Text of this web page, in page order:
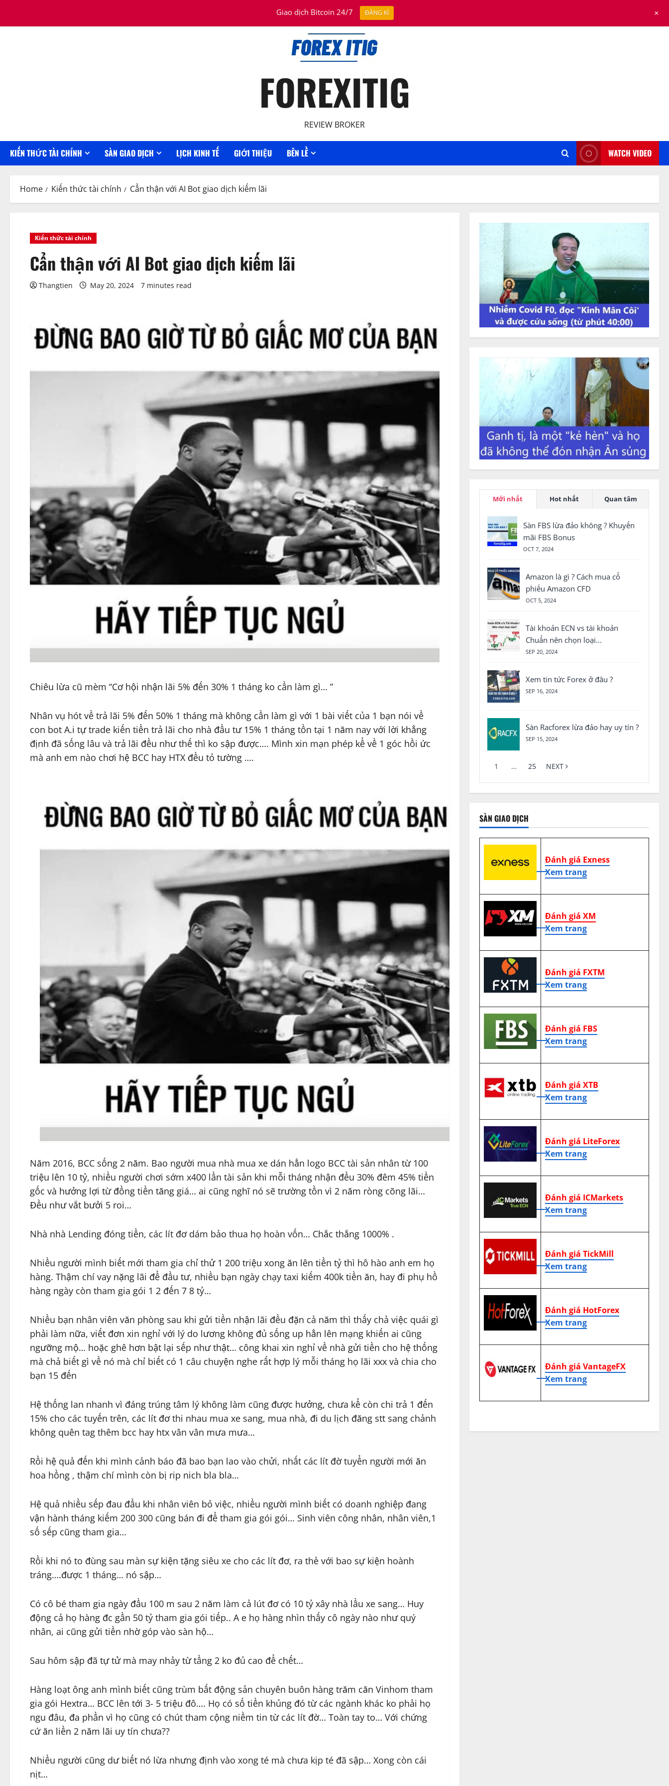
FOREXITIG
REVIEW BROKER
KIẾN THỨC TÀI CHÍNH SÀN GIAO DỊCH LỊCH KINH TẾ GIỚI THIỆU BÊN LỀ WATCH VIDEO
Home Kiến thức tài chính Cẩn thận với AI Bot giao dịch kiếm lãi
Kiến thức tài chính
Cẩn thận với AI Bot giao dịch kiếm lãi
Thangtien May 20, 2024 7 minutes read
Chiêu lừa cũ mèm “Cơ hội nhận lãi 5% đến 30% 1 tháng ko cần làm gì… ”
Nhân vụ hót về trả lãi 5% đến 50% 1 tháng mà không cần làm gì với 1 bài viết của 1 bạn nói về
con bot A.i tự trade kiến tiền trả lãi cho nhà đầu tư 15% 1 tháng tồn tại 1 năm nay với lời khẳng
định đã sống lâu và trả lãi đều như thế thì ko sập được…. Mình xin mạn phép kể về 1 góc hồi ức
mà anh em nào chơi hệ BCC hay HTX đều tỏ tường ….
Năm 2016, BCC sống 2 năm. Bao người mua nhà mua xe dán hẳn logo BCC tài sản nhân từ 100
triệu lên 10 tỷ, nhiều người chơi sớm x400 lần tài sản khi mỗi tháng nhận đều 30% đêm 45% tiền
gốc và hưởng lợi từ đồng tiền tăng giá… ai cũng nghĩ nó sẽ trường tồn vì 2 năm ròng cõng lãi…
Đều như vắt bưởi 5 roi…
Nhà nhà Lending đóng tiền, các lít đơ dám bảo thua họ hoàn vốn… Chắc thắng 1000% .
Nhiều người mình biết mới tham gia chỉ thử 1 200 triệu xong ăn lên tiền tỷ thì hô hào anh em họ
hàng. Thậm chí vay nặng lãi để đầu tư, nhiều bạn ngày chạy taxi kiếm 400k tiền ăn, hay đi phụ hồ
hàng ngày còn tham gia gói 1 2 đến 7 8 tỷ…
Nhiều bạn nhân viên văn phòng sau khi gửi tiền nhận lãi đều đặn cả năm thì thấy chả việc quái gì
phải làm nữa, viết đơn xin nghỉ với lý do lương không đủ sống up hẳn lên mạng khiến ai cũng
ngưỡng mộ… hoặc ghê hơn bật lại sếp như thật… công khai xin nghỉ về nhà gửi tiền cho hệ thống
mà chả biết gì về nó mà chỉ biết có 1 câu chuyện nghe rất hợp lý mỗi tháng họ lãi xxx và chia cho
bạn 15 đến
Hệ thống lan nhanh vì đáng trúng tâm lý không làm cũng được hưởng, chưa kể còn chi trả 1 đến
15% cho các tuyến trên, các lít đơ thi nhau mua xe sang, mua nhà, đi du lịch đăng stt sang chảnh
không quên tag thêm bcc hay htx vân vân mưa mưa…
Rồi hệ quả đến khi mình cảnh báo đã bao bạn lao vào chửi, nhất các lít đờ tuyển người mới ăn
hoa hồng , thậm chí mình còn bị rip nich bla bla…
Hệ quả nhiều sếp đau đầu khi nhân viên bỏ việc, nhiều người mình biết có doanh nghiệp đang
vận hành tháng kiếm 200 300 cũng bán đi để tham gia gói gói… Sinh viên công nhân, nhân viên,1
số sếp cũng tham gia…
Rồi khi nó to đùng sau màn sự kiện tặng siêu xe cho các lít đơ, ra thẻ với bao sự kiện hoành
tráng….được 1 tháng… nó sập…
Có cô bé tham gia ngày đầu 100 m sau 2 năm làm cả lút đơ có 10 tỷ xây nhà lầu xe sang… Huy
động cả họ hàng đc gần 50 tỷ tham gia gói tiếp.. A e họ hàng nhìn thấy cô ngày nào như quý
nhân, ai cũng gửi tiền nhờ góp vào sàn hộ…
Sau hôm sập đã tự tử mà may nhảy từ tầng 2 ko đủ cao để chết…
Hàng loạt ông anh mình biết cũng trùm bất động sản chuyên buôn hàng trăm căn Vinhom tham
gia gói Hextra… BCC lên tới 3- 5 triệu đô…. Họ có số tiền khủng đó từ các ngành khác ko phải họ
ngu đâu, đa phần vì họ cũng có chút tham cộng niềm tin từ các lít đờ… Toàn tay to… Với chứng
cứ ăn liền 2 năm lãi uy tín chưa??
Nhiều người cũng dư biết nó lừa nhưng định vào xong té mà chưa kịp té đã sập… Xong còn cái
nịt…
Mới nhất Hot nhất Quan tâm
Sàn FBS lừa đảo không ? Khuyến
mãi FBS Bonus
OCT 7, 2024
Amazon là gì ? Cách mua cổ
phiếu Amazon CFD
OCT 5, 2024
Tài khoản ECN vs tài khoản
Chuẩn nên chọn loại...
SEP 20, 2024
Xem tin tức Forex ở đâu ?
SEP 16, 2024
Sàn Racforex lừa đảo hay uy tín ?
SEP 15, 2024
1 … 25 NEXT
SÀN GIAO DỊCH
Đánh giá Exness
Xem trang
Đánh giá XM
Xem trang
Đánh giá FXTM
Xem trang
Đánh giá FBS
Xem trang
Đánh giá XTB
Xem trang
Đánh giá LiteForex
Xem trang
Đánh giá ICMarkets
Xem trang
Đánh giá TickMill
Xem trang
Đánh giá HotForex
Xem trang
Đánh giá VantageFX
Xem trang
Giao dịch Bitcoin 24/7 ĐĂNG KÍ +